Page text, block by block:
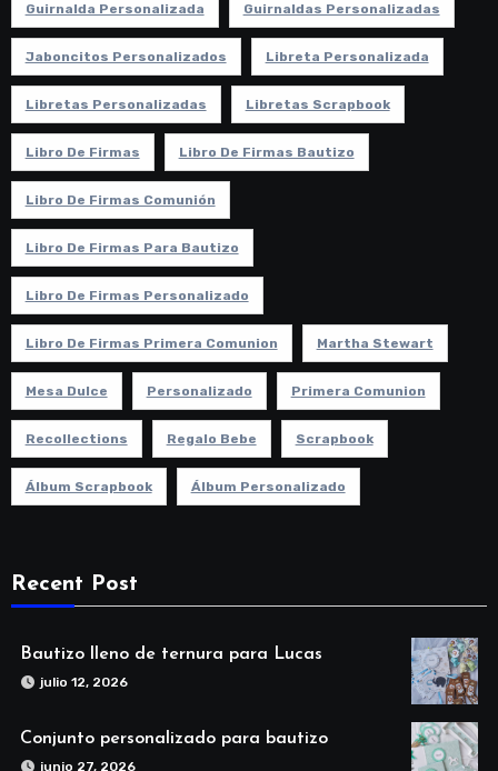
Guirnalda Personalizada Guirnaldas Personalizadas
Jaboncitos Personalizados Libreta Personalizada
Libretas Personalizadas Libretas Scrapbook
Libro De Firmas Libro De Firmas Bautizo
Libro De Firmas Comunión
Libro De Firmas Para Bautizo
Libro De Firmas Personalizado
Libro De Firmas Primera Comunion Martha Stewart
Mesa Dulce Personalizado Primera Comunion
Recollections Regalo Bebe Scrapbook
Álbum Scrapbook Álbum Personalizado
Recent Post
Bautizo lleno de ternura para Lucas
julio 12, 2026
Conjunto personalizado para bautizo
junio 27, 2026